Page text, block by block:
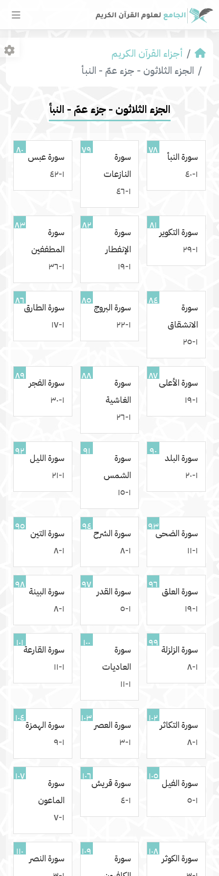
أجزاء القرآن الكريم
الجزء الثلاثون - جزء عمّ - النبأ
الجزء الثلاثون - جزء عمّ - النبأ
٧٨
سورة النبأ
١-٤٠
٧٩
سورة
النازعات
١-٤٦
٨٠
سورة عبس
١-٤٢
٨١
سورة التكوير
١-٢٩
٨٢
سورة
الإنفطار
١-١٩
٨٣
سورة
المطففين
١-٣٦
٨٤
سورة
الانشقاق
١-٢٥
٨٥
سورة البروج
١-٢٢
٨٦
سورة الطارق
١-١٧
٨٧
سورة الأعلى
١-١٩
٨٨
سورة
الغاشية
١-٢٦
٨٩
سورة الفجر
١-٣٠
٩٠
سورة البلد
١-٢٠
٩١
سورة
الشمس
١-١٥
٩٢
سورة الليل
١-٢١
٩٣
سورة الضحى
١-١١
٩٤
سورة الشرح
١-٨
٩٥
سورة التين
١-٨
٩٦
سورة العلق
١-١٩
٩٧
سورة القدر
١-٥
٩٨
سورة البينة
١-٨
٩٩
سورة الزلزلة
١-٨
١٠٠
سورة
العاديات
١-١١
١٠١
سورة القارعة
١-١١
١٠٢
سورة التكاثر
١-٨
١٠٣
سورة العصر
١-٣
١٠٤
سورة الهمزة
١-٩
١٠٥
سورة الفيل
١-٥
١٠٦
سورة قريش
١-٤
١٠٧
سورة
الماعون
١-٧
١٠٨
سورة الكوثر
١٠٩
سورة
١١٠
سورة النصر